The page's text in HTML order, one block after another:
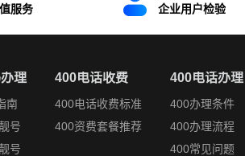
服务
企业用户检验
理
南
号
号
400电话收费
400电话收费标准
400资费套餐推荐
400电话办理
400办理条件
400办理流程
400常见问题